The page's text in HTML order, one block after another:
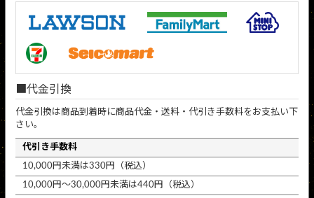
代金引換
代金引換は商品到着時に商品代金・送料・代引き手数料をお支払い下
さい。
代引き手数料
10,000円未満は330円（税込）
10,000円～30,000円未満は440円（税込）